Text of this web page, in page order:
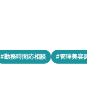
#勤務時間応相談 #管理美容